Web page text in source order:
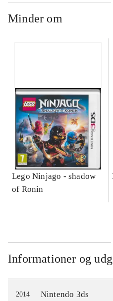
Minder om
Lego Ninjago - shadow
of Ronin
Informationer og
2014 Nintendo 3ds